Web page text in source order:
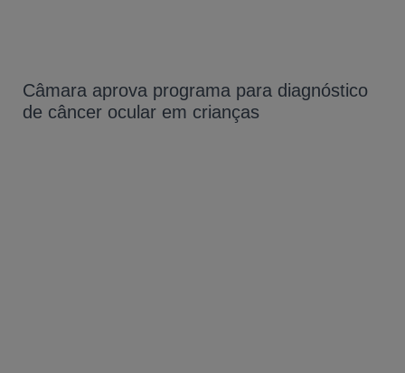
Câmara aprova programa para diagnóstico
de câncer ocular em crianças